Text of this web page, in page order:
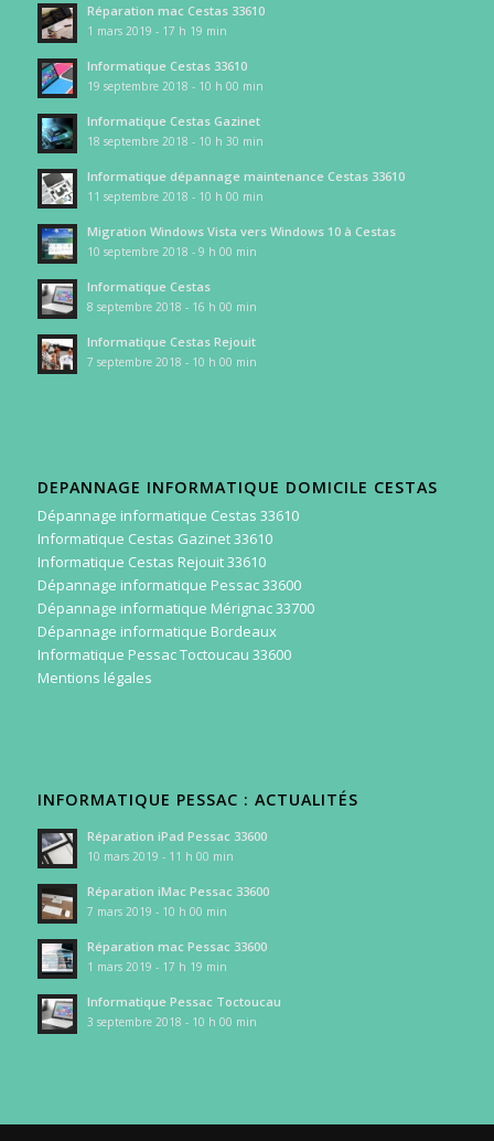
Réparation mac Cestas 33610
1 mars 2019 - 17 h 19 min
Informatique Cestas 33610
19 septembre 2018 - 10 h 00 min
Informatique Cestas Gazinet
18 septembre 2018 - 10 h 30 min
Informatique dépannage maintenance Cestas 33610
11 septembre 2018 - 10 h 00 min
Migration Windows Vista vers Windows 10 à Cestas
10 septembre 2018 - 9 h 00 min
Informatique Cestas
8 septembre 2018 - 16 h 00 min
Informatique Cestas Rejouit
7 septembre 2018 - 10 h 00 min
DEPANNAGE INFORMATIQUE DOMICILE CESTAS
Dépannage informatique Cestas 33610
Informatique Cestas Gazinet 33610
Informatique Cestas Rejouit 33610
Dépannage informatique Pessac 33600
Dépannage informatique Mérignac 33700
Dépannage informatique Bordeaux
Informatique Pessac Toctoucau 33600
Mentions légales
INFORMATIQUE PESSAC : ACTUALITÉS
Réparation iPad Pessac 33600
10 mars 2019 - 11 h 00 min
Réparation iMac Pessac 33600
7 mars 2019 - 10 h 00 min
Réparation mac Pessac 33600
1 mars 2019 - 17 h 19 min
Informatique Pessac Toctoucau
3 septembre 2018 - 10 h 00 min